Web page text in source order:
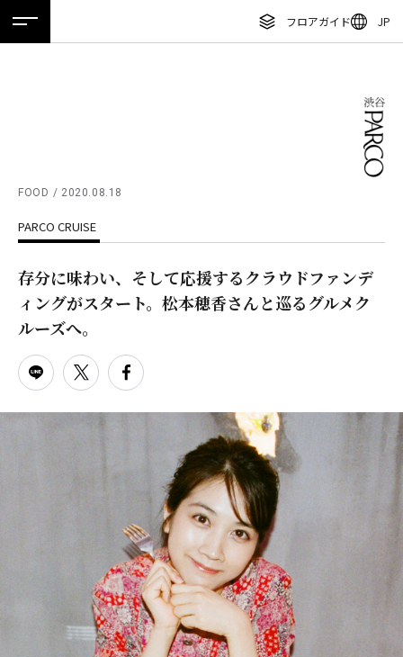
フロアガイド JP
ホーム 特集 ニュース イベント アクセス
ニュース
特集
TAX FREE
DELIVERY SERVICES
オンラインストア
リクルート
ENGLISH
ภาษาไทย
日本語
FOOD 2020.08.18
PARCO CRUISE
存分に味わい、そして応援するクラウドファンデ
ィングがスタート。松本穂香さんと巡るグルメク
ルーズへ。